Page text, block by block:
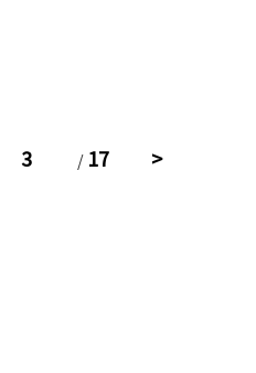
3 / 17 >